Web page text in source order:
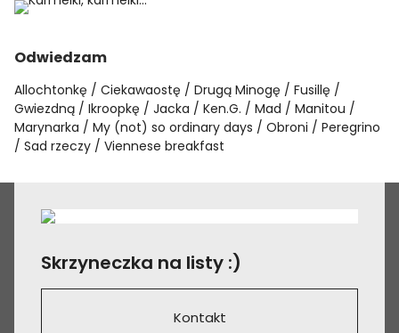
Odwiedzam
Allochtonkę Ciekawaostę Drugą Minogę
Fusillę
Gwiezdną
Ikroopkę Jacka Ken.G. Mad
Manitou
Marynarka
My (not) so ordinary days Obroni
Peregrino
Sad rzeczy
Viennese breakfast
Skrzyneczka na listy :)
Kontakt